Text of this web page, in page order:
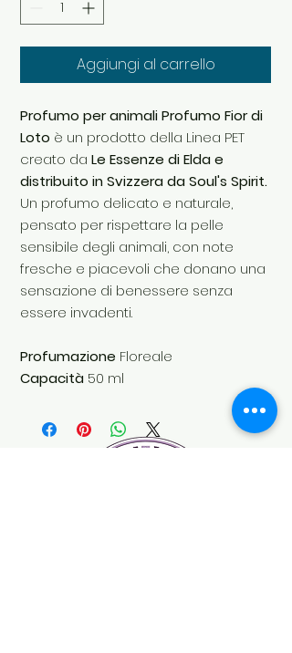
Aggiungi al carrello
Profumo per animali Profumo Fior di
Loto è un prodotto della Linea PET
creato da Le Essenze di Elda e
distribuito in Svizzera da Soul's Spirit.
Un profumo delicato e naturale,
pensato per rispettare la pelle
sensibile degli animali, con note
fresche e piacevoli che donano una
sensazione di benessere senza
essere invadenti.
Profumazione Floreale
Capacità 50 ml